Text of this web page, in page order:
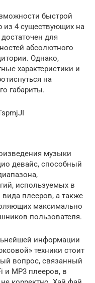
быстрой
из 4 существующих на
для
абсолютного
Однако,
характеристики и
на
габариты.
музыки
девайс, способный
используемых в
плееров, а также
максимально
пользователя.
информации
техники стоит
вопрос, связанный
и MP3 плееров, в